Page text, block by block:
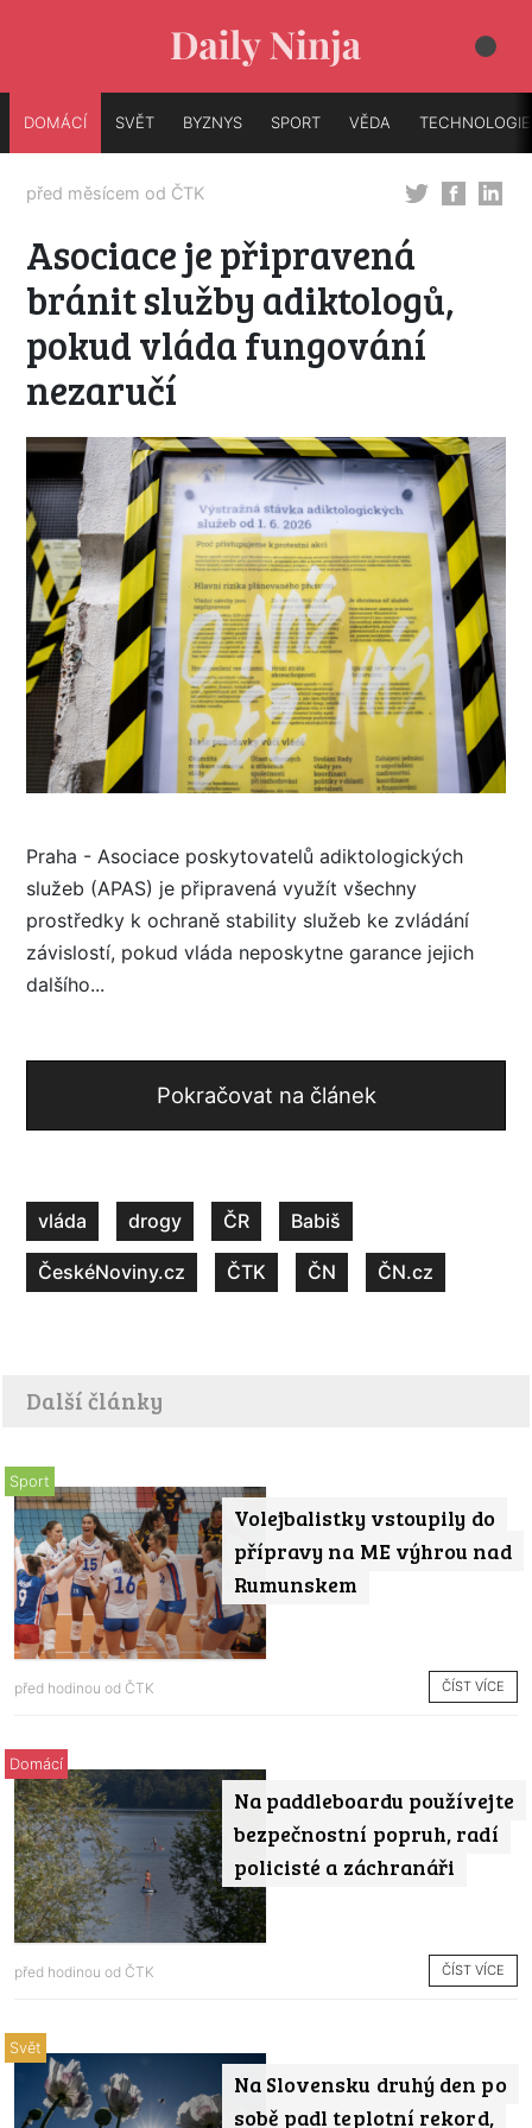
DOMÁCÍ SVĚT BYZNYS SPORT VĚDA TECHNOLOGIE
před měsícem od ČTK
Asociace je připravená
bránit služby adiktologů,
pokud vláda fungování
nezaručí
Praha - Asociace poskytovatelů adiktologických
služeb (APAS) je připravená využít všechny
prostředky k ochraně stability služeb ke zvládání
závislostí, pokud vláda neposkytne garance jejich
dalšího...
Pokračovat na článek
vláda drogy ČR Babiš
ČeskéNoviny.cz ČTK ČN ČN.cz
Další články
Volejbalistky vstoupily do
přípravy na ME výhrou nad
Rumunskem
Sport
před hodinou od ČTK ČÍST VÍCE
Na paddleboardu používejte
bezpečnostní popruh, radí
policisté a záchranáři
Domácí
před hodinou od ČTK ČÍST VÍCE
Na Slovensku druhý den po
sobě padl teplotní rekord,
Svět